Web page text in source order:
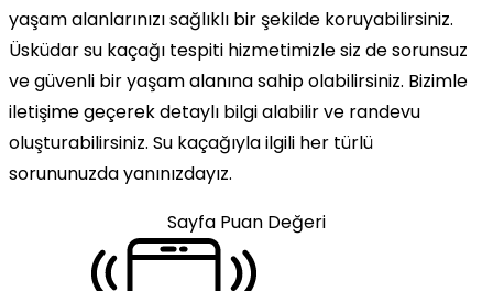
yaşam alanlarınızı sağlıklı bir şekilde koruyabilirsiniz.
Üsküdar su kaçağı tespiti hizmetimizle siz de sorunsuz
ve güvenli bir yaşam alanına sahip olabilirsiniz. Bizimle
iletişime geçerek detaylı bilgi alabilir ve randevu
oluşturabilirsiniz. Su kaçağıyla ilgili her türlü
sorununuzda yanınızdayız.
Sayfa Puan Değeri